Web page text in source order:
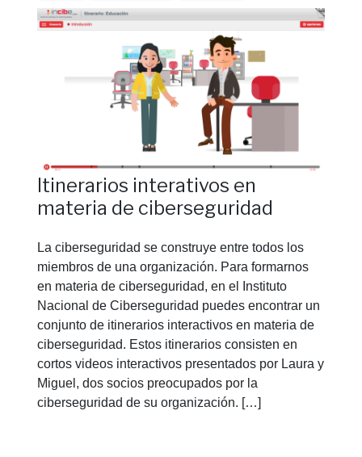
Itinerarios interativos en
materia de ciberseguridad
La ciberseguridad se construye entre todos los
miembros de una organización. Para formarnos
en materia de ciberseguridad, en el Instituto
Nacional de Ciberseguridad puedes encontrar un
conjunto de itinerarios interactivos en materia de
ciberseguridad. Estos itinerarios consisten en
cortos videos interactivos presentados por Laura y
Miguel, dos socios preocupados por la
ciberseguridad de su organización. […]